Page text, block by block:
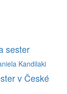
sester
Kandilaki
v České